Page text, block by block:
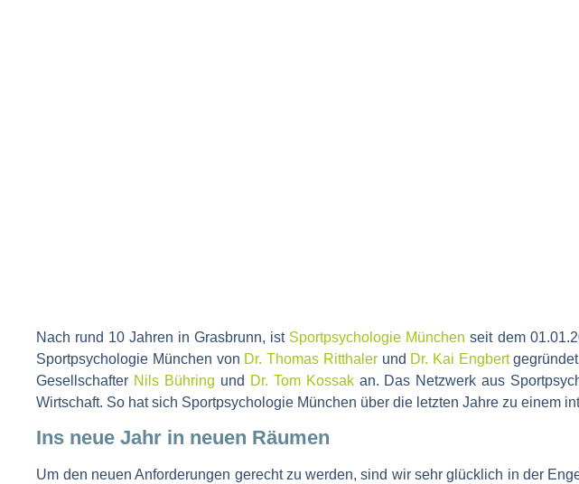
Nach rund 10 Jahren in Grasbrunn, ist Sportpsychologie München seit dem
Sportpsychologie München von Dr. Thomas Ritthalerund Dr. Kai Engbert
Gesellschafter Nils Bühring und Dr. Tom Kossakan. Das Netzwerk aus
Wirtschaft. So hat sich Sportpsychologie München über die letzten Jahre zu einem
Ins neue Jahr in neuen Räumen
Um den neuen Anforderungen gerecht zu werden, sind wir sehr glücklich in der